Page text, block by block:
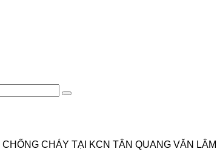
CHÁY TẠI KCN TÂN QUANG VĂN